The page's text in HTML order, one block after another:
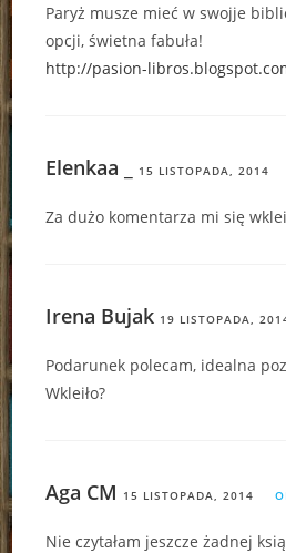
Paryż musze mieć w swojje
opcji, świetna fabuła!
http://pasion-
Elenkaa _ 15 LISTOPADA, 2014
Za dużo komentarza mi się
Irena Bujak 19 LISTOPADA,
Podarunek polecam, idealna
Wkleiło?
Aga CM 15 LISTOPADA, 2014
Nie czytałam jeszcze żadnej